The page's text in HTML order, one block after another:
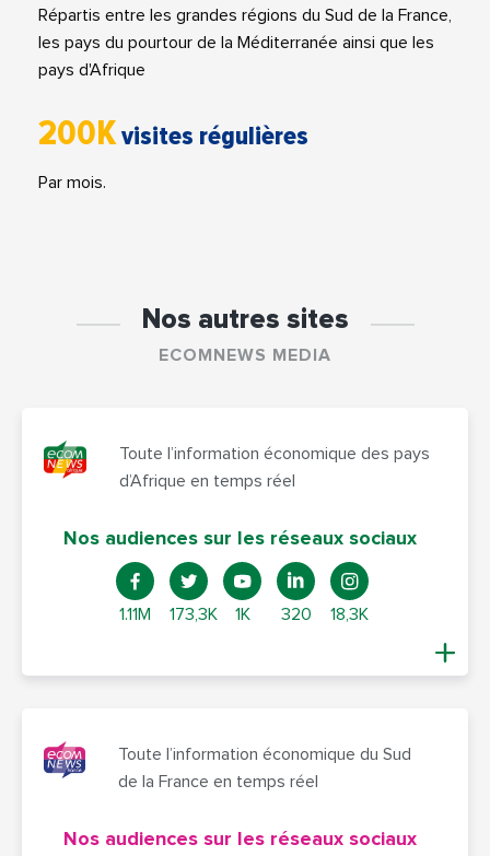
Répartis entre les grandes régions du Sud de la France,
les pays du pourtour de la Méditerranée ainsi que les
pays d'Afrique
200Kvisites régulières
Par mois.
Nos autres sites
ECOMNEWS MEDIA
Toute l’information économique des pays
d’Afrique en temps réel
Nos audiences sur les réseaux sociaux
1.11M 173,3K 1K 320 18,3K
Toute l’information économique du Sud
de la France en temps réel
Nos audiences sur les réseaux sociaux